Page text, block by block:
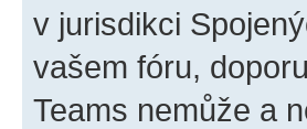
v jurisdikci
vašem fóru,
Teams nemůže a